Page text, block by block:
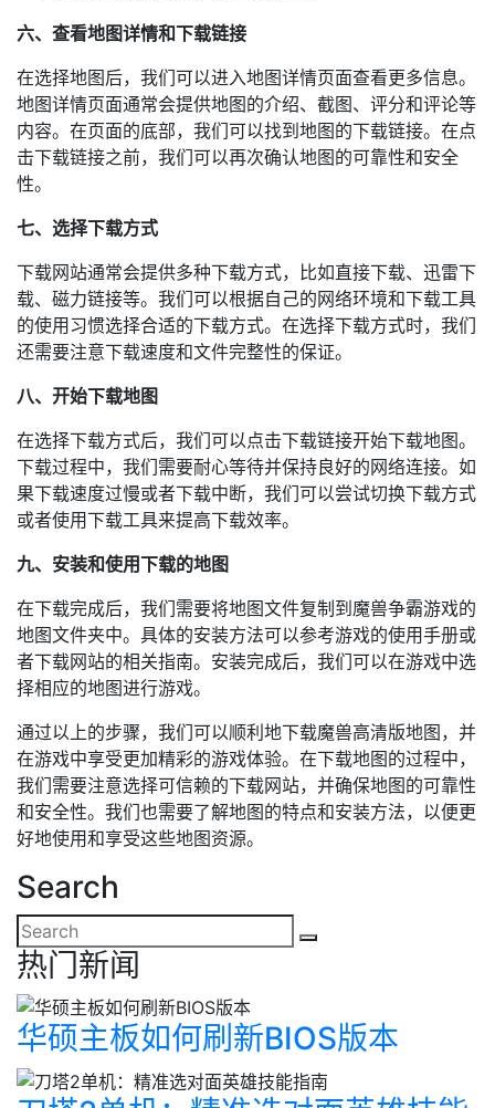
六、查看地图详情和下载链接
在选择地图后，我们可以进入地图详情页面查看更多信息。
地图详情页面通常会提供地图的介绍、截图、评分和评论等
内容。在页面的底部，我们可以找到地图的下载链接。在点
击下载链接之前，我们可以再次确认地图的可靠性和安全
性。
七、选择下载方式
下载网站通常会提供多种下载方式，比如直接下载、迅雷下
载、磁力链接等。我们可以根据自己的网络环境和下载工具
的使用习惯选择合适的下载方式。在选择下载方式时，我们
还需要注意下载速度和文件完整性的保证。
八、开始下载地图
在选择下载方式后，我们可以点击下载链接开始下载地图。
下载过程中，我们需要耐心等待并保持良好的网络连接。如
果下载速度过慢或者下载中断，我们可以尝试切换下载方式
或者使用下载工具来提高下载效率。
九、安装和使用下载的地图
在下载完成后，我们需要将地图文件复制到魔兽争霸游戏的
地图文件夹中。具体的安装方法可以参考游戏的使用手册或
者下载网站的相关指南。安装完成后，我们可以在游戏中选
择相应的地图进行游戏。
通过以上的步骤，我们可以顺利地下载魔兽高清版地图，并
在游戏中享受更加精彩的游戏体验。在下载地图的过程中，
我们需要注意选择可信赖的下载网站，并确保地图的可靠性
和安全性。我们也需要了解地图的特点和安装方法，以便更
好地使用和享受这些地图资源。
Search
热门新闻
华硕主板如何刷新BIOS版本